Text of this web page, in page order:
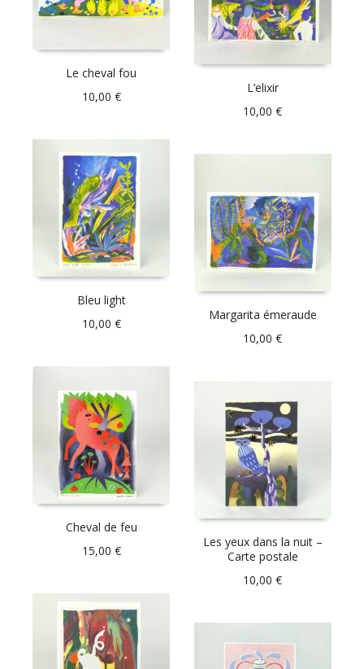
Le cheval fou
10,00 €
L’elixir
10,00€
Bleu light
10,00 €
Margarita émeraude
10,00€
Cheval de feu
15,00 €
Les yeux dans la nuit –
Carte postale
10,00€